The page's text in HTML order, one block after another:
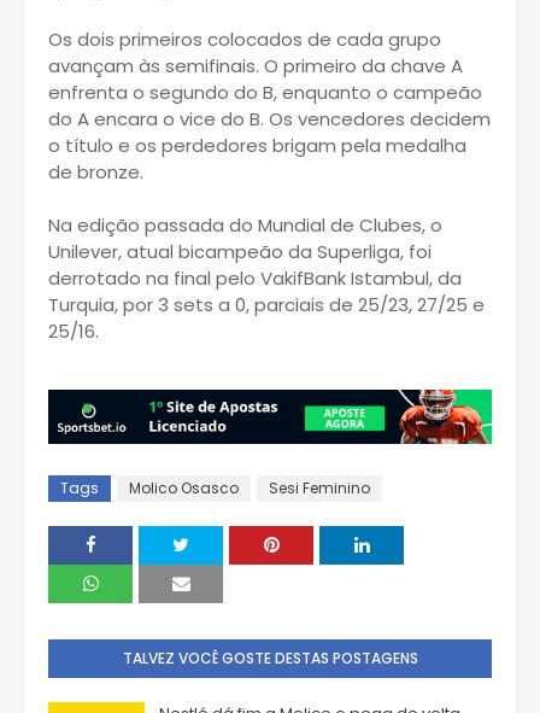
Os dois primeiros colocados de cada grupo
avançam às semifinais. O primeiro da chave A
enfrenta o segundo do B, enquanto o campeão
do A encara o vice do B. Os vencedores decidem
o título e os perdedores brigam pela medalha
de bronze.
Na edição passada do Mundial de Clubes, o
Unilever, atual bicampeão da Superliga, foi
derrotado na final pelo VakifBank Istambul, da
Turquia, por 3 sets a 0, parciais de 25/23, 27/25 e
25/16.
Tags Molico Osasco Sesi Feminino
TALVEZ VOCÊ GOSTE DESTAS POSTAGENS